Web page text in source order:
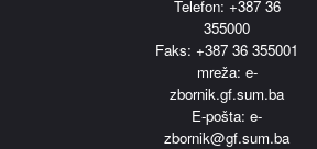
Telefon: +387 36
355000
Faks: +387 36 355001
mreža: e-
zbornik.gf.sum.ba
E-pošta: e-
zbornik@gf.sum.ba